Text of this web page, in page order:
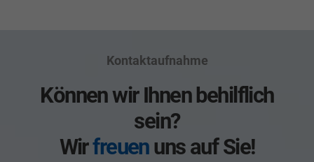
Kontaktaufnahme
Können wir Ihnen behilflich
sein?
Wirfreuenuns auf Sie!